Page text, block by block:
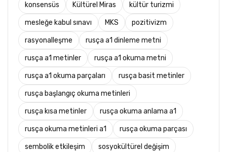
konsensüs Kültürel Miras kültür turizmi
mesleğe kabul sınavı MKS pozitivizm
rasyonalleşme rusça a1 dinleme metni
rusça a1 metinler rusça a1 okuma metni
rusça a1 okuma parçaları rusça basit metinler
rusça başlangıç okuma metinleri
rusça kısa metinler rusça okuma anlama a1
rusça okuma metinleri a1 rusça okuma parçası
sembolik etkileşim sosyokültürel değişim